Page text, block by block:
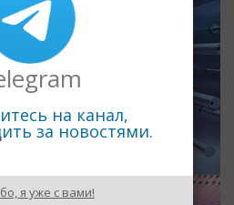
на канал,
за новостями.
я уже с вами!